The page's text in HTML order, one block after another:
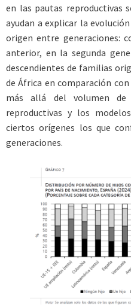
en las pautas reproductivas
ayudan a explicar la
origen entre generaciones:
anterior, en la segunda
descendientes de familias
de África en comparación
más allá del volumen de
reproductivas y los
ciertos orígenes los que
generaciones.